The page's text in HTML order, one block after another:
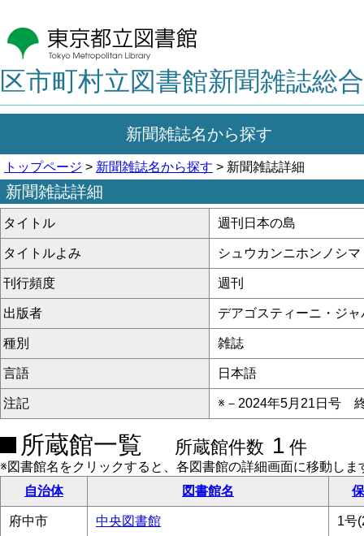
区市町村立図書館新聞雑誌総
新聞雑誌名から探す
トップページ > 新聞雑誌名から探す > 新聞雑誌詳細
新聞雑誌詳細
タイトル 週刊日本の島
タイトルよみ シュウカンニホンノシマ
刊行頻度 週刊
出版者 デアゴスティーニ・ジャ
種別 雑誌
言語 日本語
注記 ※－2024年5月21日号
所蔵館一覧 所蔵館件数 1 件
※図書館名をクリックすると、各図書館の詳細画面に移動しま
自治体
図書館名
府中市 中央図書館
1号